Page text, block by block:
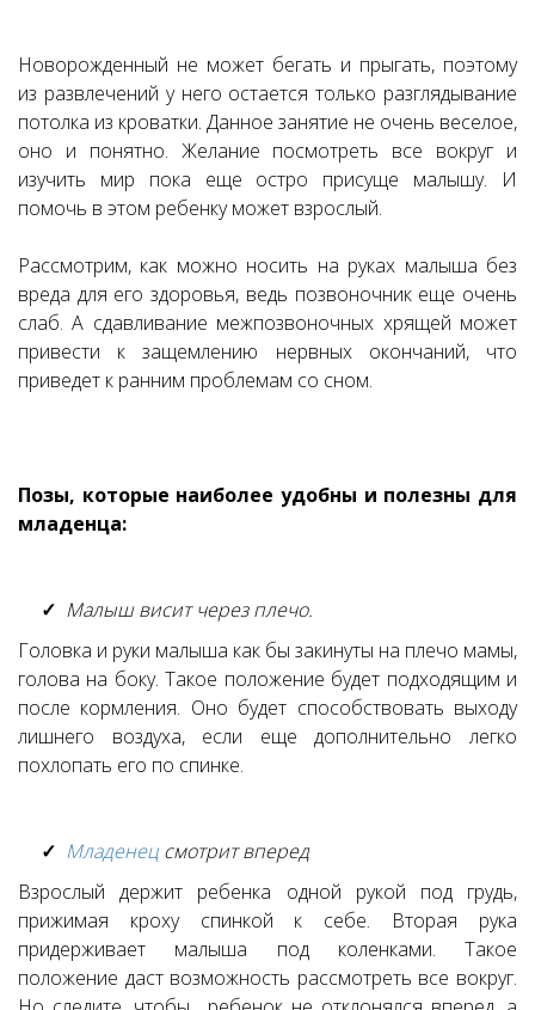
Новорожденный не может бегать и прыгать, поэтому
из развлечений у него остается только разглядывание
потолка из кроватки. Данное занятие не очень веселое,
оно и понятно. Желание посмотреть все вокруг и
изучить мир пока еще остро присуще малышу. И
помочь в этом ребенку может взрослый.
Рассмотрим, как можно носить на руках малыша без
вреда для его здоровья, ведь позвоночник еще очень
слаб. А сдавливание межпозвоночных хрящей может
привести к защемлению нервных окончаний, что
приведет к ранним проблемам со сном.
Позы, которые наиболее удобны и полезны для
младенца:
Малыш висит через плечо.
Головка и руки малыша как бы закинуты на плечо мамы,
голова на боку.Такое положение будет подходящим и
после кормления. Оно будет способствовать выходу
лишнего воздуха, если еще дополнительно легко
похлопать его по спинке.
Младенец смотрит вперед
Взрослый держит ребенка одной рукой под грудь,
прижимая кроху спинкой к себе. Вторая рука
придерживает малыша под коленками. Такое
положение даст возможность рассмотреть все вокруг.